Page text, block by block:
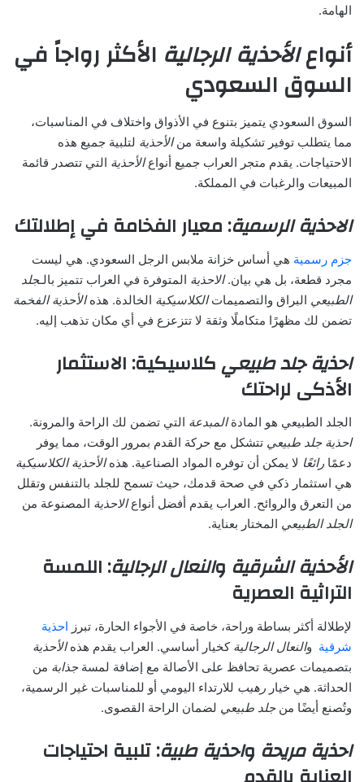
الهامة.
أنواعالأحذية الرجالية الأكثر رواجاً في
السوق السعودي
السوق السعودي يتميز بتنوع في الأذواق واختلاف في المناسبات،
مما يتطلب توفير تشكيلة واسعة منالأحذية لتلبية جميع هذه
الاحتياجات. يقدم متجر العراب جميع أنواعالأحذية التي تتصدر قائمة
المبيعات والرغبات في المملكة.
الاحذية الرسمية: معيار الفخامة في إطلالتك
جزم رسمية هي أساس خزانة ملابس الرجل السعودي. هي ليست
مجرد قطعة، بل هي بيان.الاحذية المتوفرة في العراب تتميز بالـجلد
الطبيعي البراق والتصميماتالكلاسيكية الخالدة. هذهالأحذية الفخمة
تضمن لك مظهرًا متكاملًا وثقة لا تتزعزع في أي مكان تذهب إليه.
احذية جلد طبيعيكلاسيكية: الاستثمار
الأذكى لراحتك
الجلد الطبيعي هو المادةالمبدعة التي تضمن لك الراحة والمرونة.
احذية جلد طبيعي تتشكل مع حركة القدم بمرور الوقت، مما يوفر
دعمًا رائعًا لا يمكن أن توفره المواد الصناعية. هذهالأحذية الكلاسيكية
هي استثمار ذكي في صحة قدمك، حيث تسمح للجلد بالتنفس وتقلل
من التعرق والروائح. العراب يقدم أفضل أنواعالاحذية المصنوعة من
الجلد الطبيعي المختار بعناية.
الأحذية الشرقية والنعال الرجالية: اللمسة
التراثية العصرية
لإطلالة أكثر بساطة وراحة، خاصة في الأجواء الحارة، تبرز احذية
شرقية والنعال الرجالية كخيار أساسي. العراب يقدم هذهالأحذية
بتصميمات عصرية تحافظ على الأصالة مع إضافة لمسةجذابة من
الحداثة. هي خيار رهيب للارتداء اليومي أو للمناسبات غير الرسمية،
وتُصنع أيضًا منجلد طبيعي لضمان الراحة القصوى.
احذية مريحة واحذية طبية: تلبية احتياجات